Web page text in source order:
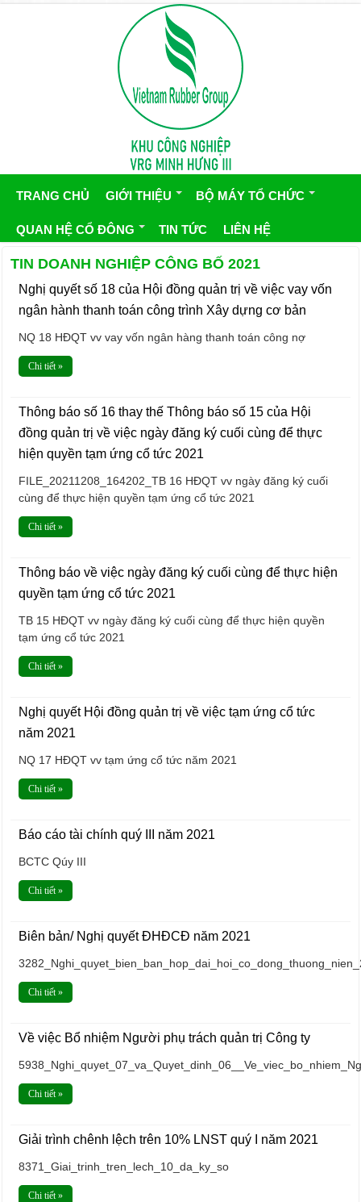
TRANG CHỦ GIỚI THIỆU BỘ MÁY TỔ CHỨC
QUAN HỆ CỔ ĐÔNG TIN TỨC LIÊN HỆ
TIN DOANH NGHIỆP CÔNG BỐ 2021
Nghị quyết số 18 của Hội đồng quản trị về việc vay vốn
ngân hành thanh toán công trình Xây dựng cơ bản
NQ 18 HĐQT vv vay vốn ngân hàng thanh toán công nợ
Chi tiết »
Thông báo số 16 thay thế Thông báo số 15 của Hội
đồng quản trị về việc ngày đăng ký cuối cùng để thực
hiện quyền tạm ứng cổ tức 2021
FILE_20211208_164202_TB 16 HĐQT vv ngày đăng ký cuối
cùng để thực hiện quyền tạm ứng cổ tức 2021
Chi tiết »
Thông báo về việc ngày đăng ký cuối cùng để thực hiện
quyền tạm ứng cổ tức 2021
TB 15 HĐQT vv ngày đăng ký cuối cùng để thực hiện quyền
tạm ứng cổ tức 2021
Chi tiết »
Nghị quyết Hội đồng quản trị về việc tạm ứng cổ tức
năm 2021
NQ 17 HĐQT vv tạm ứng cổ tức năm 2021
Chi tiết »
Báo cáo tài chính quý III năm 2021
BCTC Qúy III
Chi tiết »
Biên bản/ Nghị quyết ĐHĐCĐ năm 2021
Chi tiết »
Về việc Bổ nhiệm Người phụ trách quản trị Công ty
Chi tiết »
Giải trình chênh lệch trên 10% LNST quý I năm 2021
8371_Giai_trinh_tren_lech_10_da_ky_so
Chi tiết »